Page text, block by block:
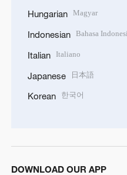
Hungarian Magyar
Indonesian Bahasa
Italian Italiano
Japanese 日本語
Korean 한국어
DOWNLOAD OUR APP